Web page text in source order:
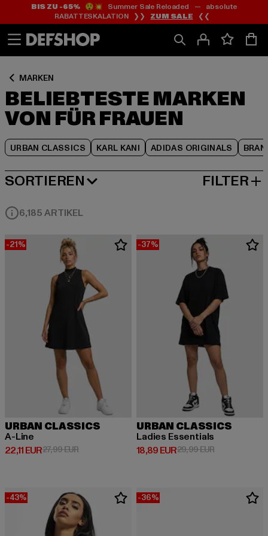
Zum
Inhalt
springen
Zum
Fußzeile
springen
BIS ZU -65%😲💥 Summer Sale Reloaded — absolute
RABATTESKALATION ❯❯ ZUM SALE ❮❮
MARKEN
BELIEBTESTE MARKEN
VON FÜR FRAUEN
URBAN CLASSICS KARL KANI ADIDAS ORIGINALS
Zum
Produktraster
springen
SORTIEREN
BELIEBTESTE FILTER
6,185 ARTIKEL
-21%
URBAN CLASSICS
A-Line
22,11 EUR
Derzeitiger Preis: 22,11 EUR
27,99 EURAktionspreis: 27,99 EUR
-37%
URBAN CLASSICS
Ladies Essentials
18,89 EUR
Derzeitiger Preis: 18,89 EUR
29,99 EURAktionspreis:
-43% -36%